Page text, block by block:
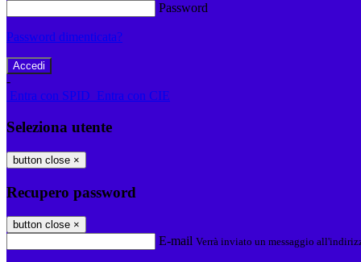
Password
Password dimenticata?
-
Entra con SPID Entra con CIE
Seleziona utente
button close ×
Recupero password
button close ×
E-mail Verrà inviato un messaggio